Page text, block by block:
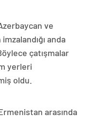
ve
anda
çatışmalar
yerleri
oldu.
arasında